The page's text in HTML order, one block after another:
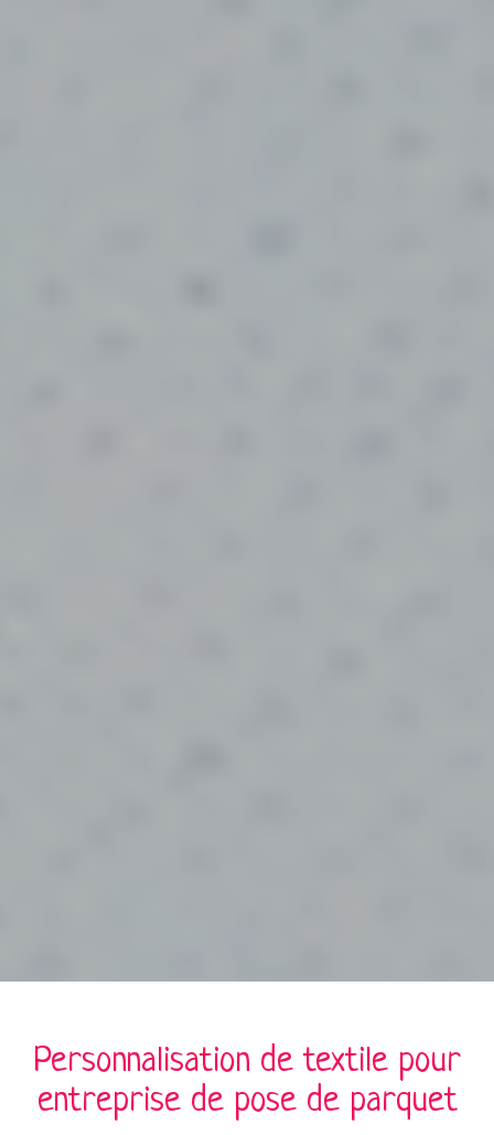
Personnalisation detextile pour
entreprise de pose de parquet